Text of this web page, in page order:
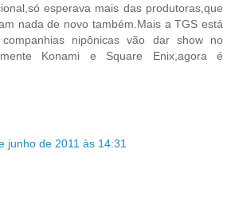
esperava mais das produtoras,que
nada de novo também.Mais a TGS está
nipônicas vão dar show no
Konami e Square Enix,agora é
junho de 2011 às 14:31